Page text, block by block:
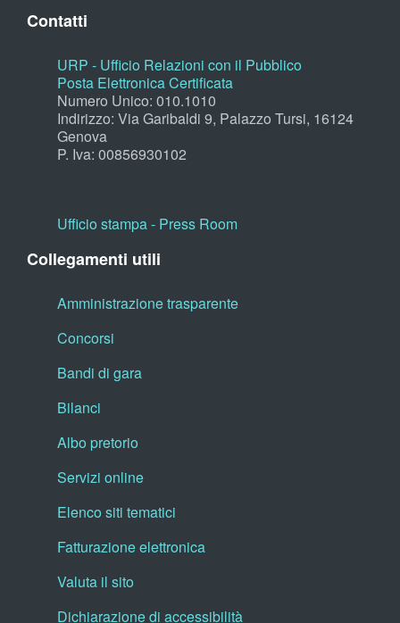
Contatti
URP - Ufficio Relazioni con il Pubblico
Posta Elettronica Certificata
Numero Unico: 010.1010
Indirizzo: Via Garibaldi 9, Palazzo Tursi, 16124
Genova
P. Iva: 00856930102
Ufficio stampa - Press Room
Collegamenti utili
Amministrazione trasparente
Concorsi
Bandi di gara
Bilanci
Albo pretorio
Servizi online
Elenco siti tematici
Fatturazione elettronica
Valuta il sito
Dichiarazione di accessibilità